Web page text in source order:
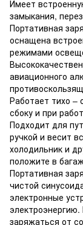
Имеет
замыкания,
Портативная
оснащена
режимами
авиационного
Работает тихо
сбоку и при
Подходит для
ручкой и весит
холодильник и
положите в
Портативная
чистой
электронные
заряжаться от